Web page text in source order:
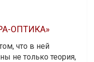
ОПТИКА»
что в ней
не только теория,